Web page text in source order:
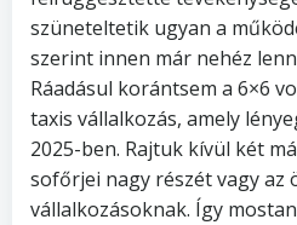
szüneteltetik ugyan a
szerint innen már nehéz
Ráadásul korántsem a 6×6
taxis vállalkozás, amely
2025-ben. Rajtuk kívül két
sofőrjei nagy részét vagy az
vállalkozásoknak. Így